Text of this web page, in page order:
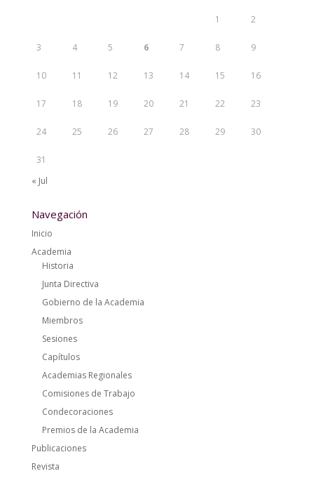
1 2
3 4 5 6 7 8 9
10 11 12 13 14 15 16
17 18 19 20 21 22 23
24 25 26 27 28 29 30
31
« Jul
Navegación
Inicio
Academia
Historia
Junta Directiva
Gobierno de la Academia
Miembros
Sesiones
Capítulos
Academias Regionales
Comisiones de Trabajo
Condecoraciones
Premios de la Academia
Publicaciones
Revista